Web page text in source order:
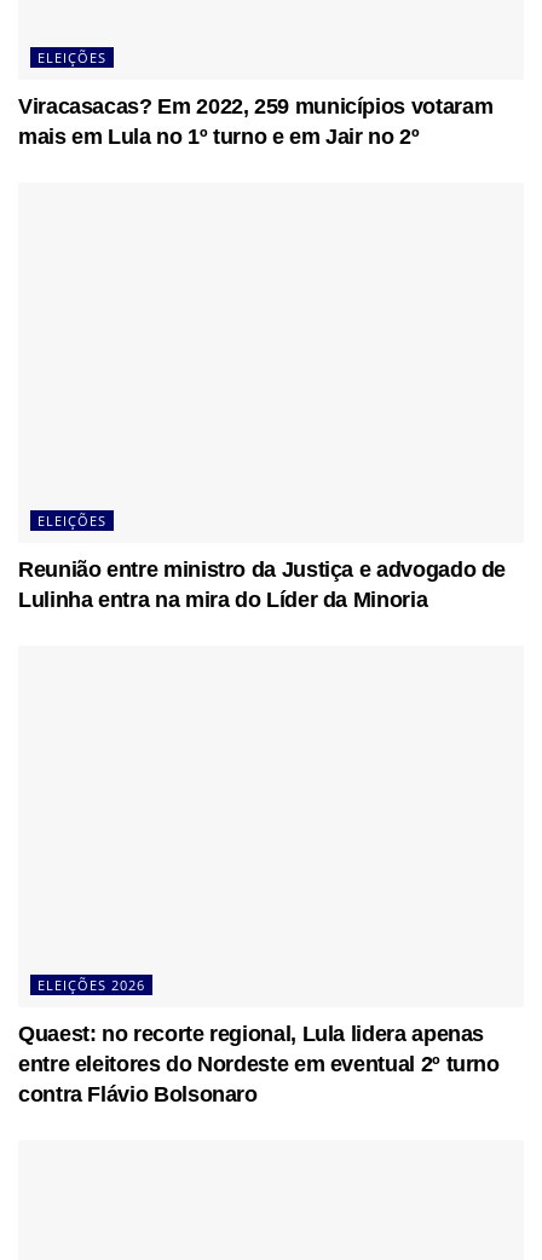
ELEIÇÕES
Viracasacas? Em 2022, 259 municípios votaram
mais em Lula no 1º turno e em Jair no 2º
ELEIÇÕES
Reunião entre ministro da Justiça e advogado de
Lulinha entra na mira do Líder da Minoria
ELEIÇÕES 2026
Quaest: no recorte regional, Lula lidera apenas
entre eleitores do Nordeste em eventual 2º turno
contra Flávio Bolsonaro